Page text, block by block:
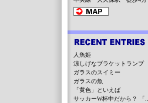
人魚姫
涼しげなブラケットランプ
ガラスのスイミー
ガラスの魚
「黄色」といえば
サッカーW杯中だから？ 「...